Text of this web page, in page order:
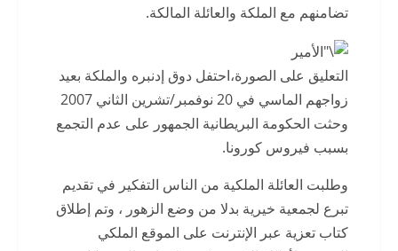
تضامنهم مع الملكة والعائلة المالكة.
التعليق على الصورة،احتفل دوق إدنبره والملكة بعيد
زواجهم الماسي في 20 نوفمبر/تشرين الثاني 2007
وحثت الحكومة البريطانية الجمهور على عدم التجمع
بسبب فيروس كورونا.
وطلبت العائلة الملكية من الناس التفكير في تقديم
تبرع لجمعية خيرية بدلا من وضع الزهور ، وتم إطلاق
كتاب تعزية عبر الإنترنت على الموقع الملكي